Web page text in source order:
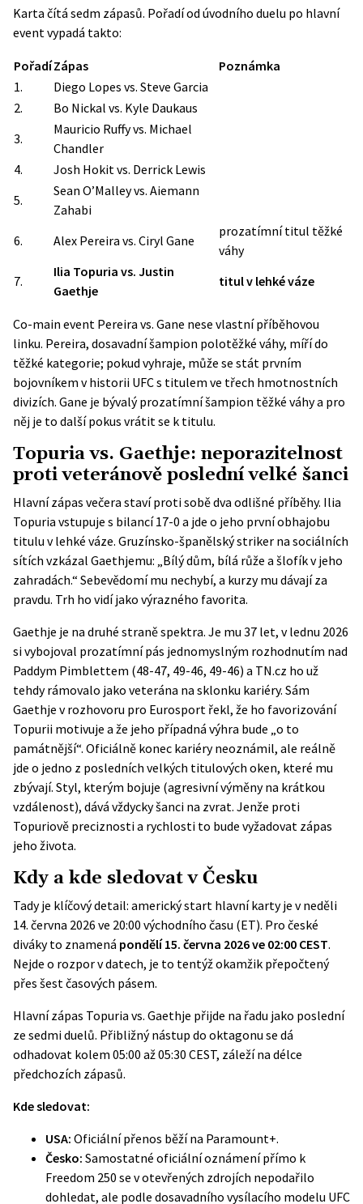
Karta čítá sedm zápasů. Pořadí od úvodního duelu po hlavní
event vypadá takto:
PořadíZápas
Poznámka
1.
Diego Lopes vs. Steve Garcia
2.
Bo Nickal vs. Kyle Daukaus
3.
Mauricio Ruffy vs. Michael
Chandler
4.
Josh Hokit vs. Derrick Lewis
5.
Sean O’Malley vs. Aiemann
Zahabi
6.
Alex Pereira vs. Ciryl Gane
prozatímní titul těžké
váhy
7.
Ilia Topuria vs. Justin
Gaethje
titul v lehké váze
Co-main event Pereira vs. Gane nese vlastní příběhovou
linku. Pereira, dosavadní šampion polotěžké váhy, míří do
těžké kategorie; pokud vyhraje, může se stát prvním
bojovníkem v historii UFC s titulem ve třech hmotnostních
divizích. Gane je bývalý prozatímní šampion těžké váhy a pro
něj je to další pokus vrátit se k titulu.
Topuria vs. Gaethje: neporazitelnost
proti veteránově poslední velké šanci
Hlavní zápas večera staví proti sobě dva odlišné příběhy. Ilia
Topuria vstupuje s bilancí 17-0 a jde o jeho první obhajobu
titulu v lehké váze. Gruzínsko-španělský striker na sociálních
sítích vzkázal Gaethjemu: „Bílý dům, bílá růže a šlofík v jeho
zahradách.“ Sebevědomí mu nechybí, a kurzy mu dávají za
pravdu. Trh ho vidí jako výrazného favorita.
Gaethje je na druhé straně spektra. Je mu 37 let, v lednu 2026
si vybojoval prozatímní pás jednomyslným rozhodnutím nad
Paddym Pimblettem (48-47, 49-46, 49-46) a TN.cz ho už
tehdy rámovalo jako veterána na sklonku kariéry. Sám
Gaethje v rozhovoru pro Eurosport řekl, že ho favorizování
Topurii motivuje a že jeho případná výhra bude „o to
památnější“. Oficiálně konec kariéry neoznámil, ale reálně
jde o jedno z posledních velkých titulových oken, které mu
zbývají. Styl, kterým bojuje (agresivní výměny na krátkou
vzdálenost), dává vždycky šanci na zvrat. Jenže proti
Topuriově preciznosti a rychlosti to bude vyžadovat zápas
jeho života.
Kdy a kde sledovat v Česku
Tady je klíčový detail: americký start hlavní karty je v neděli
14. června 2026 ve 20:00 východního času (ET). Pro české
diváky to znamená pondělí 15. června 2026 ve 02:00 CEST.
Nejde o rozpor v datech, je to tentýž okamžik přepočtený
přes šest časových pásem.
Hlavní zápas Topuria vs. Gaethje přijde na řadu jako poslední
ze sedmi duelů. Přibližný nástup do oktagonu se dá
odhadovat kolem 05:00 až 05:30 CEST, záleží na délce
předchozích zápasů.
Kde sledovat:
USA: Oficiální přenos běží na Paramount+.
Česko: Samostatné oficiální oznámení přímo k
Freedom 250 se v otevřených zdrojích nepodařilo
dohledat, ale podle dosavadního vysílacího modelu UFC